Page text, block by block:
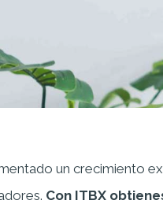
un crecimiento
Con ITBX